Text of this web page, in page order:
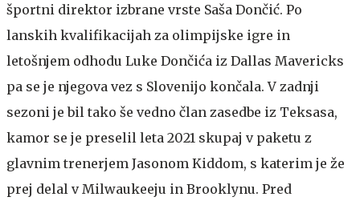
športni direktor izbrane vrste Saša Dončić. Po
lanskih kvalifikacijah za olimpijske igre in
letošnjem odhodu Luke Dončića iz Dallas Mavericks
pa se je njegova vez s Slovenijo končala. V zadnji
sezoni je bil tako še vedno član zasedbe iz Teksasa,
kamor se je preselil leta 2021 skupaj v paketu z
glavnim trenerjem Jasonom Kiddom, s katerim je že
prej delal v Milwaukeeju in Brooklynu. Pred